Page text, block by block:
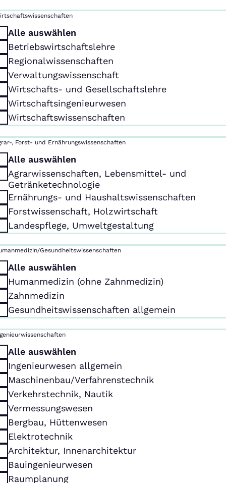
Alle auswählen
Betriebswirtschaftslehre
Regionalwissenschaften
Verwaltungswissenschaft
Wirtschafts- und Gesellschaftslehre
Wirtschaftsingenieurwesen
Wirtschaftswissenschaften
, Forst- und Ernährungswissenschaften
Alle auswählen
Agrarwissenschaften, Lebensmittel- und
Getränketechnologie
Ernährungs- und Haushaltswissenschaften
Forstwissenschaft, Holzwirtschaft
Landespflege, Umweltgestaltung
Gesundheitswissenschaften
Alle auswählen
Humanmedizin (ohne Zahnmedizin)
Zahnmedizin
Gesundheitswissenschaften allgemein
Alle auswählen
Ingenieurwesen allgemein
Maschinenbau/Verfahrenstechnik
Verkehrstechnik, Nautik
Vermessungswesen
Bergbau, Hüttenwesen
Elektrotechnik
Architektur, Innenarchitektur
Bauingenieurwesen
Raumplanung